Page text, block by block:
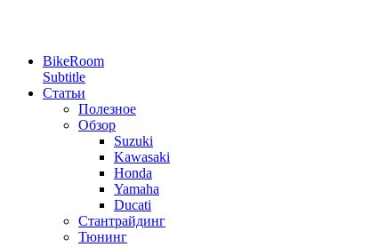
BikeRoom
Subtitle
Статьи
Полезное
Обзор
Suzuki
Kawasaki
Honda
Yamaha
Ducati
Стантрайдинг
Тюнинг